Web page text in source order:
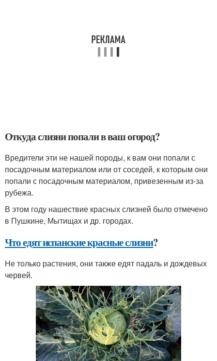
Откуда слизни попали в ваш огород?
Вредители эти не нашей породы, к вам они попали с
посадочным материалом или от соседей, к которым они
попали с посадочным материалом, привезенным из-за
рубежа.
В этом году нашествие красных слизней было отмечено
в Пушкине, Мытищах и др. городах.
Что едят испанские красные слизни?
Не только растения, они также едят падаль и дождевых
червей.